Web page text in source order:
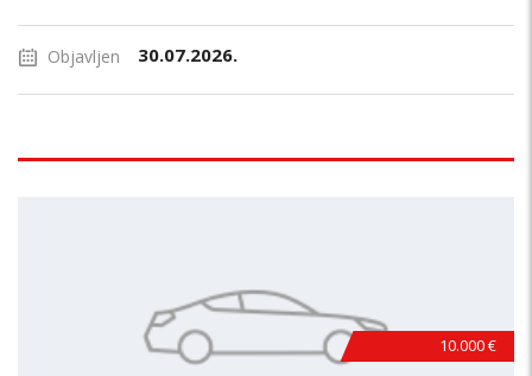
Objavljen 30.07.2026.
10.000 €